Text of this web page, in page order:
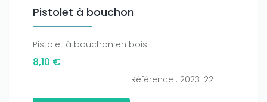
Pistolet à bouchon
Pistolet à bouchon en bois
8,10 €
Référence : 2023-22